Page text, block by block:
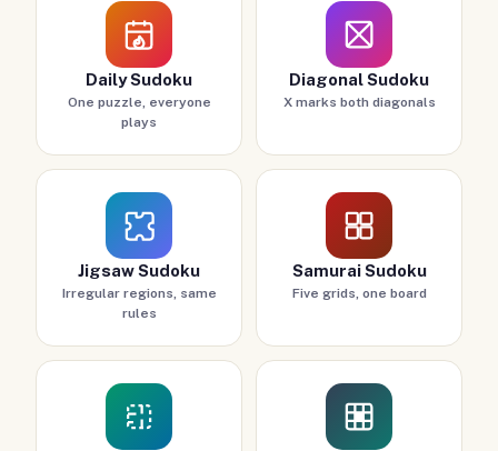
Daily Sudoku
One puzzle, everyone
plays
Diagonal Sudoku
X marks both diagonals
Jigsaw Sudoku
Irregular regions, same
rules
Samurai Sudoku
Five grids, one board